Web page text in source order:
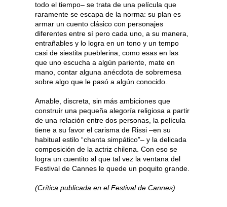
todo el tiempo– se trata de una película que
raramente se escapa de la norma: su plan es
armar un cuento clásico con personajes
diferentes entre sí pero cada uno, a su manera,
entrañables y lo logra en un tono y un tempo
casi de siestita pueblerina, como esas en las
que uno escucha a algún pariente, mate en
mano, contar alguna anécdota de sobremesa
sobre algo que le pasó a algún conocido.
Amable, discreta, sin más ambiciones que
construir una pequeña alegoría religiosa a partir
de una relación entre dos personas, la película
tiene a su favor el carisma de Rissi –en su
habitual estilo “chanta simpático”– y la delicada
composición de la actriz chilena. Con eso se
logra un cuentito al que tal vez la ventana del
Festival de Cannes le quede un poquito grande.
(Crítica publicada en el Festival de Cannes)